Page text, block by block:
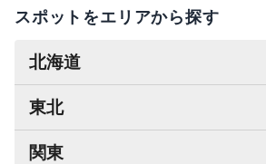
スポットをエリアから探す
北海道
東北
関東